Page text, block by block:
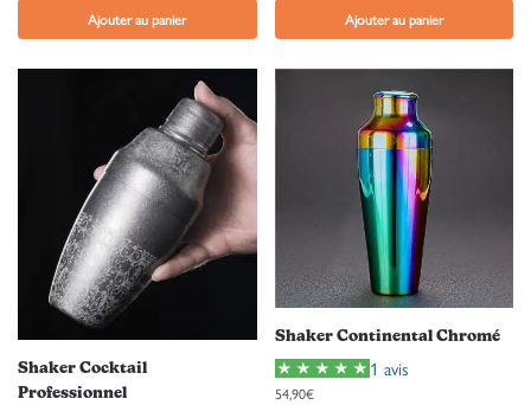
Ajouter au panier Ajouter au panier
Shaker Cocktail
Professionnel
Shaker Continental Chromé
1 avis
54,90€